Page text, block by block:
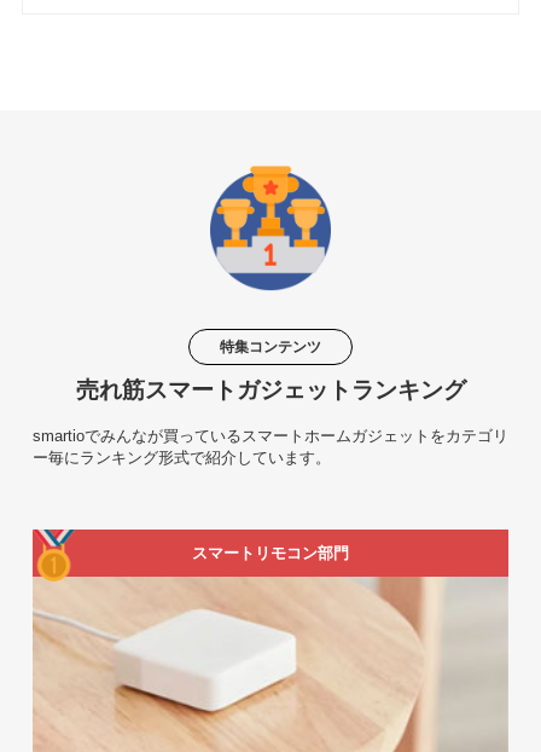
特集コンテンツ
売れ筋スマートガジェットランキング
smartioでみんなが買っているスマートホームガジェットをカテゴリ
ー毎にランキング形式で紹介しています。
スマートリモコン部門